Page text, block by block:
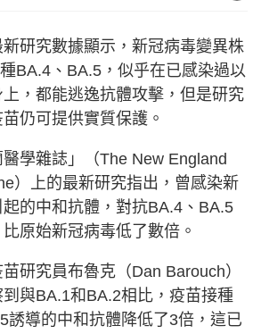
研究數據顯示，新冠病毒變異株
BA.4、BA.5，似乎在已感染過以
，都能逃逸抗體攻擊，但是研究
仍可提供實質保護。
學雜誌」（The New England
）上的最新研究指出，曾感染新
的中和抗體，對抗BA.4、BA.5
原始新冠病毒低了數倍。
研究員布魯克（Dan Barouch）
與BA.1和BA.2相比，疫苗接種
誘導的中和抗體降低了3倍，這已